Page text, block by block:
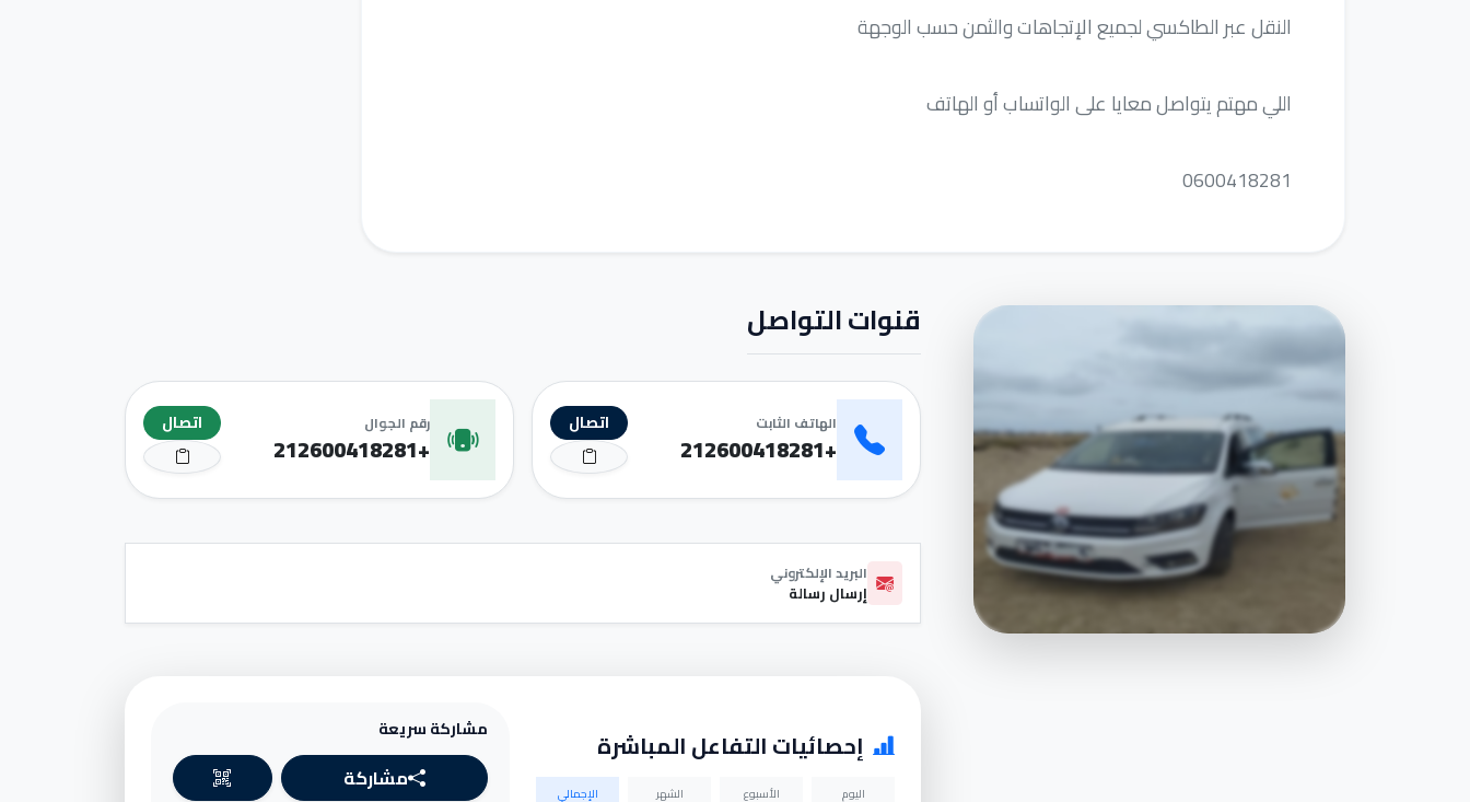
النقل عبر الطاكسي لجميع الإتجاهات والثمن حسب الوجهة
اللي مهتم يتواصل معايا على الواتساب أو الهاتف
0600418281
قنوات التواصل
الهاتف الثابت
+212600418281
اتصال رقم الجوال
+212600418281
اتصال
البريد الإلكتروني
إرسال رسالة
إحصائيات التفاعل المباشرة
اليوم الأسبوع الشهر الإجمالي
مشاركة سريعة
مشاركة